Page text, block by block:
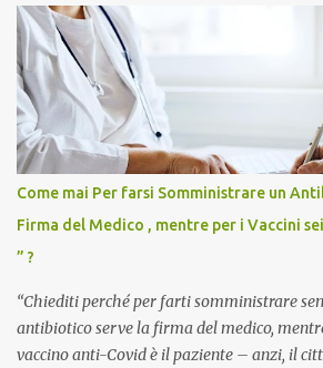
Come mai Per farsi Somministrare un
Firma del Medico , mentre per i Vaccini
” ?
“Chiediti perché per farti somministrare
antibiotico serve la firma del medico,
vaccino anti-Covid è il paziente – anzi, il